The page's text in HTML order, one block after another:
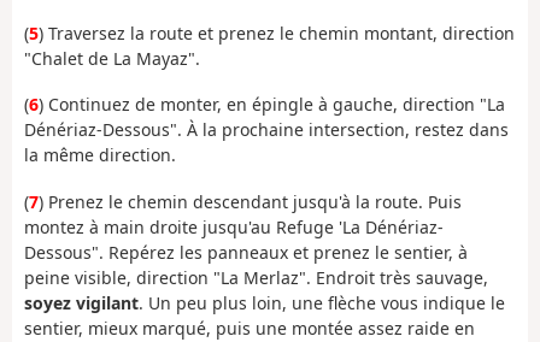
(5) Traversez la route et prenez le chemin montant, direction
"Chalet de La Mayaz".
(6) Continuez de monter, en épingle à gauche, direction "La
Dénériaz-Dessous". À la prochaine intersection, restez dans
la même direction.
(7) Prenez le chemin descendant jusqu'à la route. Puis
montez à main droite jusqu'au Refuge 'La Dénériaz-
Dessous". Repérez les panneaux et prenez le sentier, à
peine visible, direction "La Merlaz". Endroit très sauvage,
soyez vigilant. Un peu plus loin, une flèche vous indique le
sentier, mieux marqué, puis une montée assez raide en